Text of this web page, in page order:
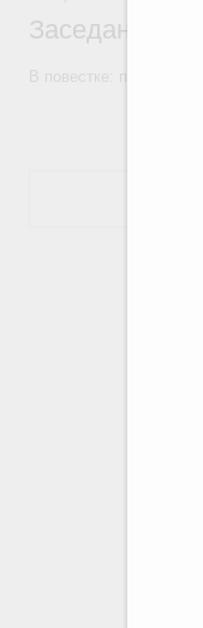
Заседание
В повестке: проекты